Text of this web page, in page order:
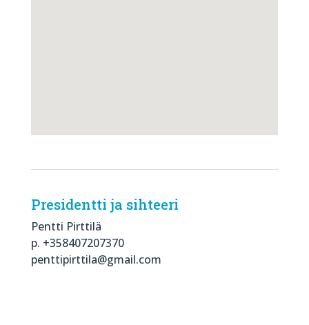
Presidentti ja sihteeri
Pentti Pirttilä
p. +358407207370
penttipirttila@gmail.com